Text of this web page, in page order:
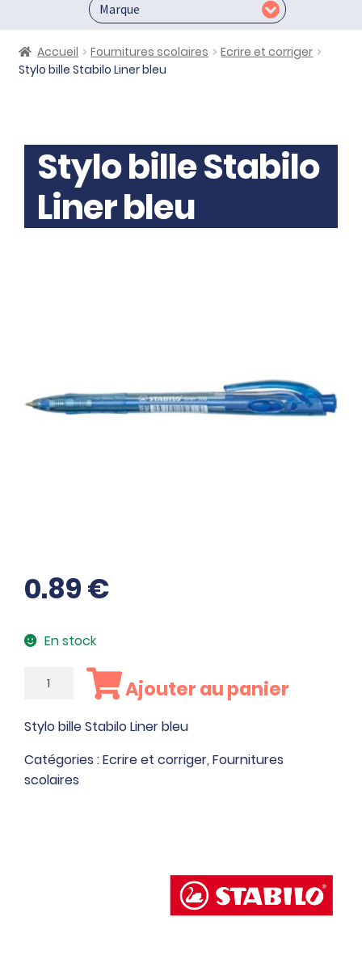
Accueil Fournitures scolaires
Ecrire et corriger
Stylo bille Stabilo Liner bleu
Stylo bille Stabilo
Liner bleu
0.89€
En stock
quantité
Stylo
bille
Stabilo
Liner
Ajouter au panier
Stylo bille Stabilo Liner bleu
Catégories :Ecrire et corriger, Fournitures
scolaires